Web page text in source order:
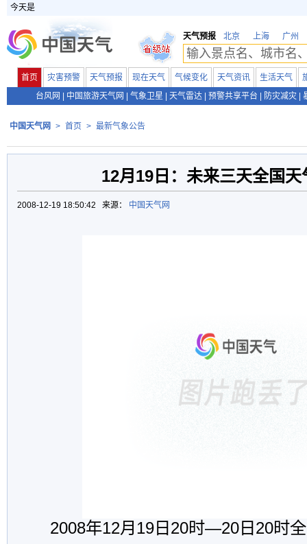
今天是
天气预报 北京 上海 广州
首页 灾害预警 天气预报 现在天气 气候变化 天气资讯 生活天气
台风网
中国旅游天气网 气象卫星 天气雷达 预警共享平台 防灾减灾
中国天气网 > 首页 > 最新气象公告
12月19日：未来三天全国天
2008-12-19 18:50:42 来源： 中国天气网
2008年12月19日20时—20日20时